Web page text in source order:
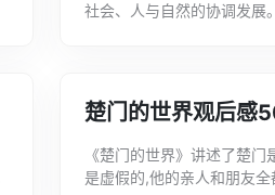
社会、人与自然的协调发展
楚门的世界观后感
《楚门的世界》讲述了楚
是虚假的,他的亲人和朋友